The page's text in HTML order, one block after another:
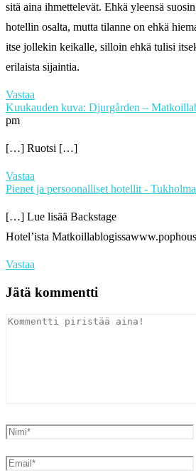
sitä aina ihmettelevät. Ehkä yleensä
hotellin osalta, mutta tilanne on ehkä
itse jollekin keikalle, silloin ehkä tulisi
erilaista sijaintia.
Vastaa
Kuukauden kuva: Djurgården –
pm
[…] Ruotsi […]
Vastaa
Pienet ja persoonalliset hotellit -
[…] Lue lisää Backstage
Hotel’ista
Vastaa
Jätä kommentti